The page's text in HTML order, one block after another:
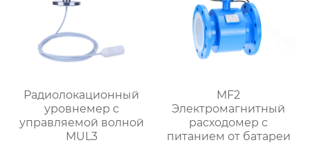
Радиолокационный
уровнемер с
управляемой волной
MUL3
MF2
Электромагнитный
расходомер с
питанием от батареи